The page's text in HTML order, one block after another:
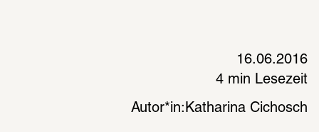
16.06.2016
4 min Lesezeit
Autor*in: Katharina Cichosch